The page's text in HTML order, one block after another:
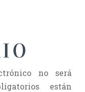
no será
están